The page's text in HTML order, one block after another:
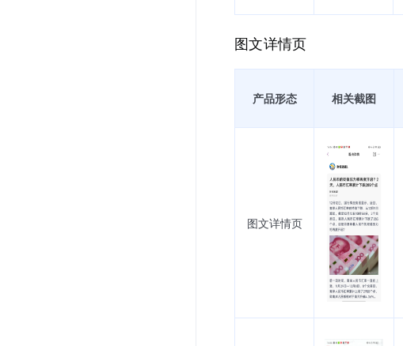
图文详情页
产品形态 相关截图
图文详情页